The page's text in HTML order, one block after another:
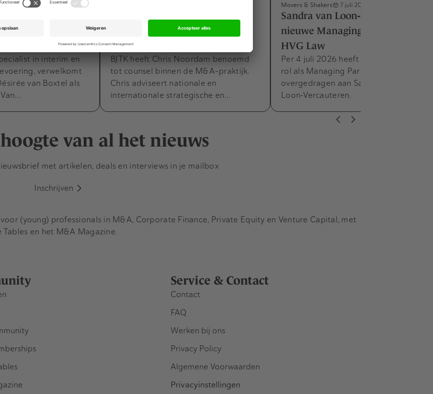
4 augustus 2026
equity-
in interim en
verwelkomt
van Boxtel als
tot counsel binnen de M&A-
praktijk
BJTK heeft Chris Noordam benoemd
tot counsel binnen de M&A-praktijk.
Chris adviseert nationale en
internationale strategische en…
Movers & Shakers 7 juli 2026
Sandra van Loon‑Vercauteren
nieuwe Managing Partner bij
HVG Law
Per 4 juli 2026 heeft Frank Zandee zijn
rol als Managing Partner van HVG Law
overgedragen aan Sandra van
Loon‑Vercauteren.
van al het nieuws
met artikelen, deals en interviews in je mailbox
Inschrijven
Service & Contact
Contact
FAQ
Werken bij ons
Privacy Policy
Algemene Voorwaarden
Privacyinstellingen
(young) professionals in M&A, Corporate Finance, Private Equity en Venture Capital, met
Tables en het M&A Magazine.